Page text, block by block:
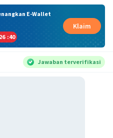
E-Wallet
26 :40
Klaim
Jawaban terverifikasi